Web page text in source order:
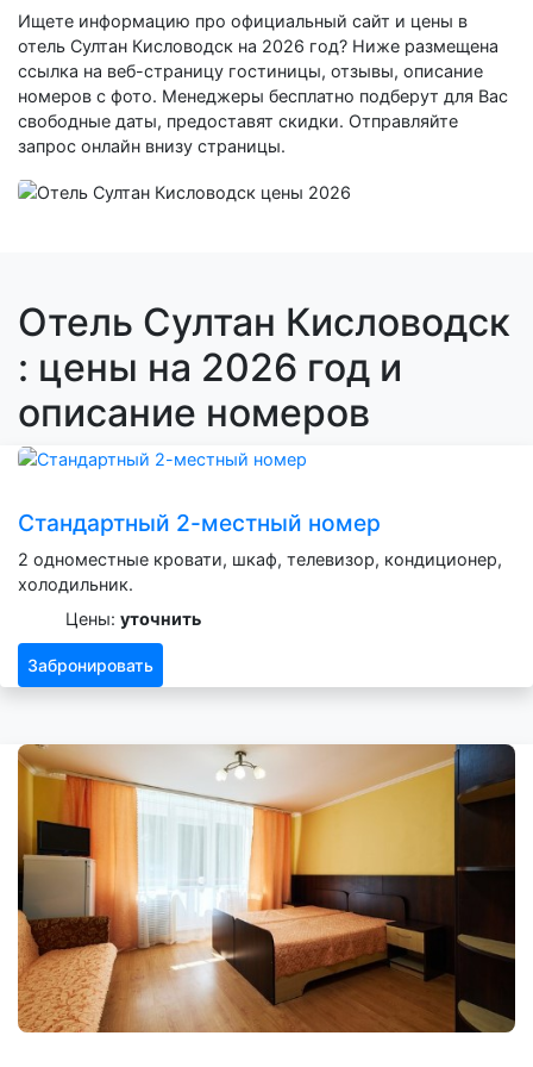
Ищете информацию про официальный сайт и цены в
отель Султан Кисловодск на 2026 год? Ниже размещена
ссылка на веб-страницу гостиницы, отзывы, описание
номеров с фото. Менеджеры бесплатно подберут для Вас
свободные даты, предоставят скидки. Отправляйте
запрос онлайн внизу страницы.
Отель Султан Кисловодск
: цены на 2026 год и
описание номеров
Стандартный 2-местный номер
2 одноместные кровати, шкаф, телевизор, кондиционер,
холодильник.
Цены: уточнить
Забронировать